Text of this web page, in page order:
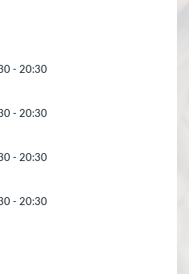
- 20:30
- 20:30
- 20:30
- 20:30